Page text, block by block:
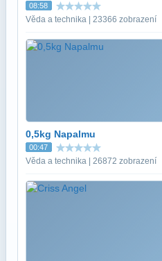
08:58
Věda a technika | 23366 zobrazení
0,5kg Napalmu
00:47
Věda a technika | 26872 zobrazení